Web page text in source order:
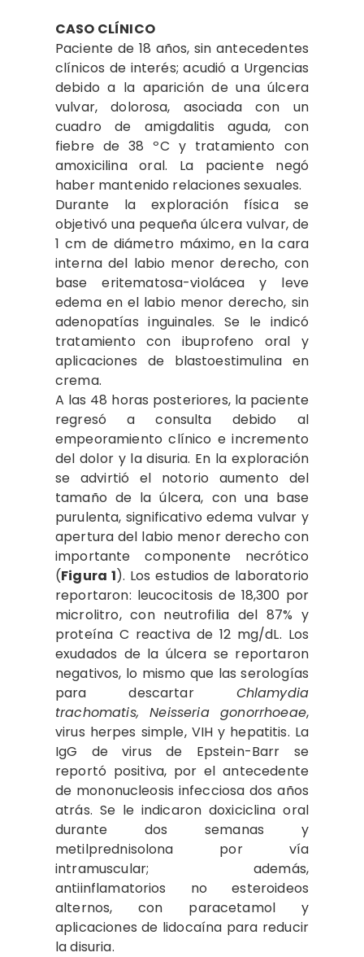
CASO CLÍNICO
Paciente de 18 años, sin antecedentes
clínicos de interés; acudió a Urgencias
debido a la aparición de una úlcera
vulvar, dolorosa, asociada con un
cuadro de amigdalitis aguda, con
fiebre de 38 ºC y tratamiento con
amoxicilina oral. La paciente negó
haber mantenido relaciones sexuales.
Durante la exploración física se
objetivó una pequeña úlcera vulvar, de
1 cm de diámetro máximo, en la cara
interna del labio menor derecho, con
base eritematosa-violácea y leve
edema en el labio menor derecho, sin
adenopatías inguinales. Se le indicó
tratamiento con ibuprofeno oral y
aplicaciones de blastoestimulina en
crema.
A las 48 horas posteriores, la paciente
regresó a consulta debido al
empeoramiento clínico e incremento
del dolor y la disuria. En la exploración
se advirtió el notorio aumento del
tamaño de la úlcera, con una base
purulenta, significativo edema vulvar y
apertura del labio menor derecho con
importante componente necrótico
(Figura 1). Los estudios de laboratorio
reportaron: leucocitosis de 18,300 por
microlitro, con neutrofilia del 87% y
proteína C reactiva de 12 mg/dL. Los
exudados de la úlcera se reportaron
negativos, lo mismo que las serologías
para descartar Chlamydia
trachomatis, Neisseria gonorrhoeae,
virus herpes simple, VIH y hepatitis. La
IgG de virus de Epstein-Barr se
reportó positiva, por el antecedente
de mononucleosis infecciosa dos años
atrás. Se le indicaron doxiciclina oral
durante dos semanas y
metilprednisolona por vía
intramuscular; además,
antiinflamatorios no esteroideos
alternos, con paracetamol y
aplicaciones de lidocaína para reducir
la disuria.